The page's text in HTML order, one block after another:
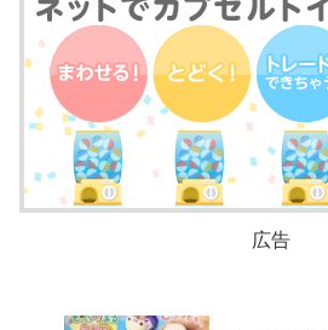
広告